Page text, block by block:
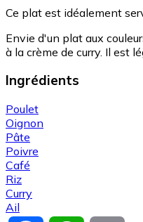
Ce plat est idéalement
Envie d'un plat aux
à la crème de curry. Il est
Ingrédients
Poulet
Oignon
Pâte
Poivre
Café
Riz
Curry
Ail